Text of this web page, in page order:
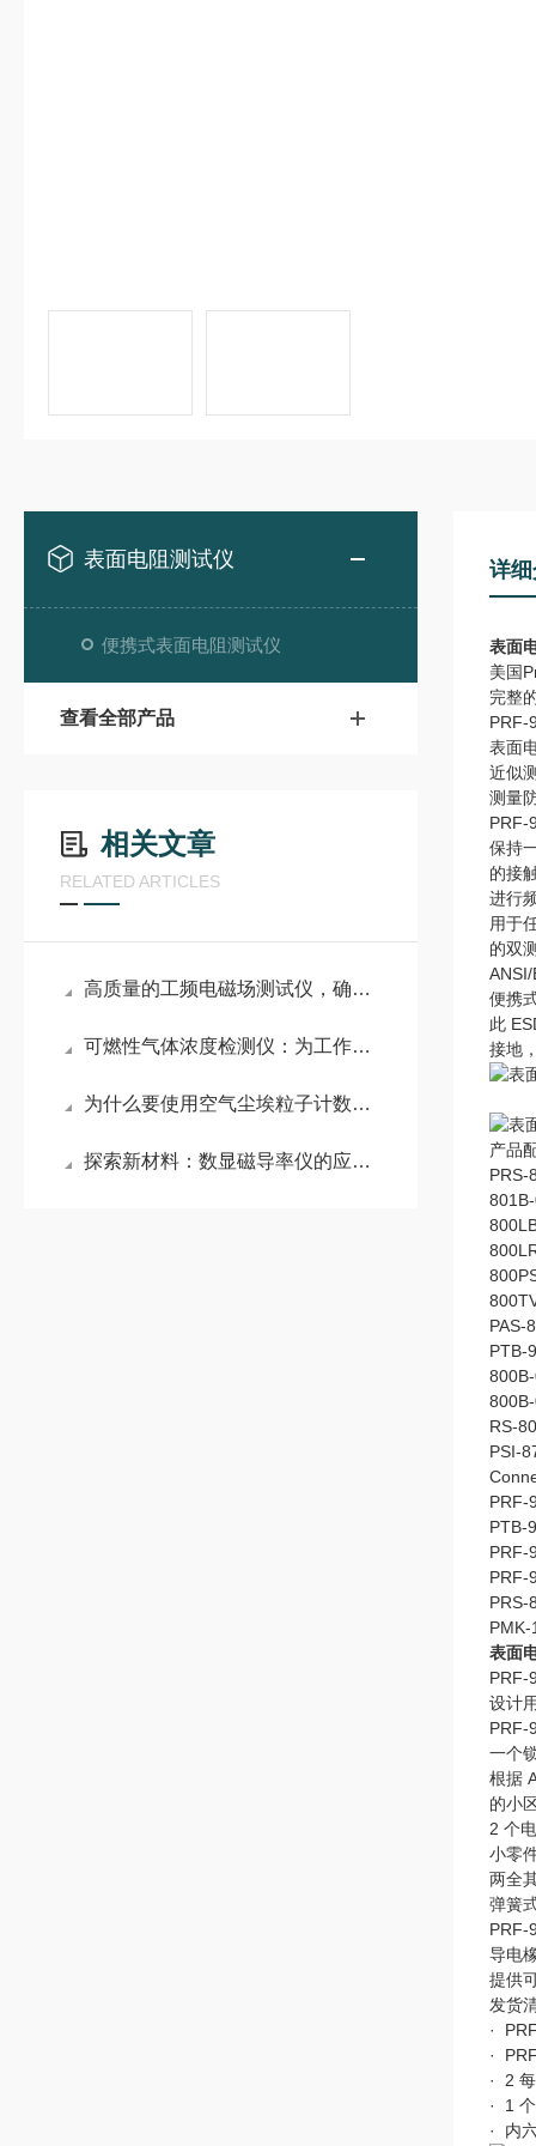
表面电阻测试仪
便携式表面电阻测试仪
查看全部产品
相关文章
RELATED ARTICLES
高质量的工频电磁场测试仪，确保工作场所的安全性
可燃性气体浓度检测仪：为工作场所的安全生产提供重要保障
为什么要使用空气尘埃粒子计数器？
探索新材料：数显磁导率仪的应用与挑战
详
表面
美国
完整
PRF-
表面
近似
测量
PRF-
保持
的接
进行
用于
的双
便携
此
接地
产品
PRS-
PAS-
PTB-
RS-
PSI-
PRF-
PTB-
PRF-
PRF-
PRS-
PMK-
表面
PRF-
设计
PRF-
一个
根据
的小
2 个
小零
两全
弹簧
PRF-
导电
提供
发货
·
·
· 2
· 1
· 内